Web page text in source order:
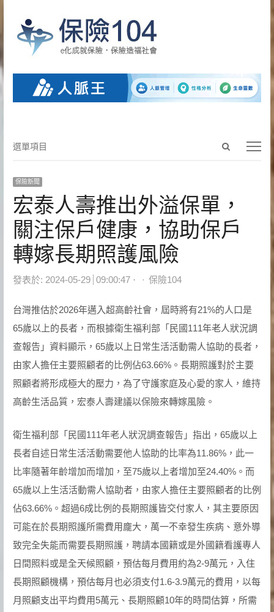
Open
search
選
項
目
選單項目
保險新聞
宏泰人壽推出外溢保單，
關注保戶健康，協助保戶
轉嫁長期照護風險
發表於: 2024-05-29 09:00:47 Author
保險104
台灣推估於2026年邁入超高齡社會，屆時將有21%的人口是
65歲以上的長者，而根據衛生福利部「民國111年老人狀況調
查報告」資料顯示，65歲以上日常生活活動需人協助的長者，
由家人擔任主要照顧者的比例佔63.66%。長期照護對於主要
照顧者將形成極大的壓力，為了守護家庭及心愛的家人，維持
高齡生活品質，宏泰人壽建議以保險來轉嫁風險。
衛生福利部「民國111年老人狀況調查報告」指出，65歲以上
長者自述日常生活活動需要他人協助的比率為11.86%，此一
比率隨著年齡增加而增加，至75歲以上者增加至24.40%。而
65歲以上生活活動需人協助者，由家人擔任主要照顧者的比例
佔63.66%。超過6成比例的長期照護皆交付家人，其主要原因
可能在於長期照護所需費用龐大，萬一不幸發生疾病、意外導
致完全失能而需要長期照護，聘請本國籍或是外國籍看護專人
日間照料或是全天候照顧，預估每月費用約為2-9萬元，入住
長期照顧機構，預估每月也必須支付1.6-3.9萬元的費用，以每
月照顧支出平均費用5萬元、長期照顧10年的時間估算，所需